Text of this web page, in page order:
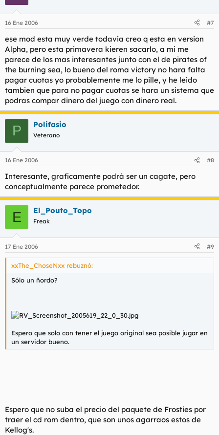
16 Ene 2006 #7
ese mod esta muy verde todavia creo q esta en version
Alpha, pero esta primavera kieren sacarlo, a mi me
parece de los mas interesantes junto con el de pirates of
the burning sea, lo bueno del roma victory no hara falta
pagar cuotas yo probablemente me lo pille, y he leido
tambien que para no pagar cuotas se hara un sistema que
podras compar dinero del juego con dinero real.
P Polifasio
Veterano
16 Ene 2006 #8
Interesante, graficamente podrá ser un cagate, pero
conceptualmente parece prometedor.
E El_Pouto_Topo
Freak
17 Ene 2006 #9
xxThe_ChoseNxx rebuznó:
Sólo un ñordo?
Espero que solo con tener el juego original sea posible jugar en
un servidor bueno.
Espero que no suba el precio del paquete de Frosties por
traer el cd rom dentro, que son unos agarraos estos de
Kellog's.